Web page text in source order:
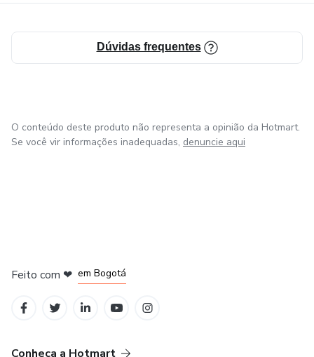
Dúvidas frequentes
O conteúdo deste produto não representa a opinião da Hotmart.
Se você vir informações inadequadas, denuncie aqui
Feito com ❤ em Bogotá
Conheça a Hotmart